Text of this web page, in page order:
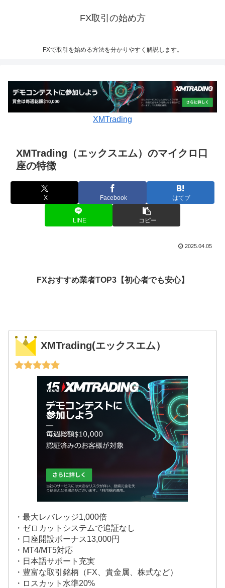
FX取引の始め方
FXで取引を始める方法を分かりやすく解説します。
XMTrading
XMTrading（エックスエム）のマイクロ口
座の特徴
X Facebook はてブ
LINE コピー
2025.04.05
FXおすすめ業者TOP3【初心者でも安心】
XMTrading(エックスエム）
・最大レバレッジ1,000倍
・ゼロカットシステムで追証なし
・口座開設ボーナス13,000円
・MT4/MT5対応
・日本語サポート充実
・豊富な取引銘柄（FX、貴金属、株式など）
・ロスカット水準20%